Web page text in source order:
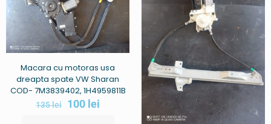
Macara cu motoras usa
dreapta spate VW Sharan
COD- 7M3839402, 1H4959811B
135lei 100 lei